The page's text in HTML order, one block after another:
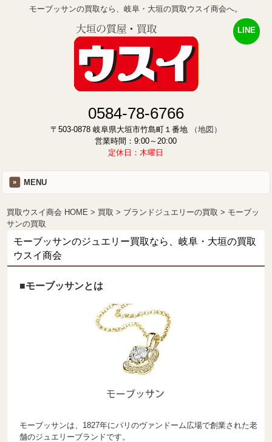
モーブッサンの買取なら、岐阜・大垣の買取ウスイ商会へ。
0584-78-6766
〒503-0878 岐阜県大垣市竹島町１番地
（地図）
営業時間：9:00～20:00
定休日：木曜日
MENU
買取ウスイ商会 HOME 買取 ブランドジュエリーの買取
モーブッ
サンの買取
モーブッサンのジュエリー買取なら、岐阜・大垣の買取
ウスイ商会
■モーブッサンとは
モーブッサンは、1827年にパリのヴァンドーム広場で創業された老
舗のジュエリーブランドです。
LINE